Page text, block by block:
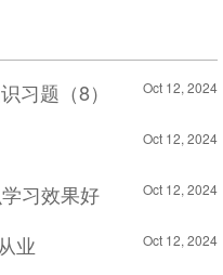
习题（8） Oct 12, 2024
Oct 12, 2024
习效果好 Oct 12, 2024
业 Oct 12, 2024